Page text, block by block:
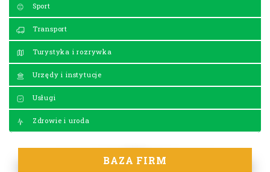
Sport
Transport
Turystyka i rozrywka
Urzędy i instytucje
Usługi
Zdrowie i uroda
BAZA FIRM